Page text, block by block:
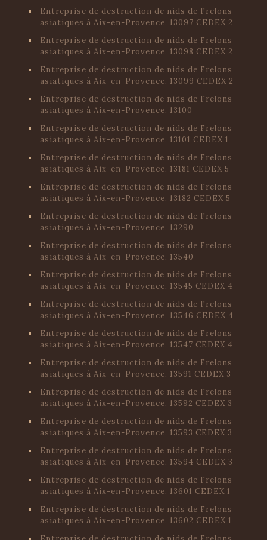
Entreprise de destruction de nids de Frelons
asiatiques à Aix-en-Provence, 13097 CEDEX 2
Entreprise de destruction de nids de Frelons
asiatiques à Aix-en-Provence, 13098 CEDEX 2
Entreprise de destruction de nids de Frelons
asiatiques à Aix-en-Provence, 13099 CEDEX 2
Entreprise de destruction de nids de Frelons
asiatiques à Aix-en-Provence, 13100
Entreprise de destruction de nids de Frelons
asiatiques à Aix-en-Provence, 13101 CEDEX 1
Entreprise de destruction de nids de Frelons
asiatiques à Aix-en-Provence, 13181 CEDEX 5
Entreprise de destruction de nids de Frelons
asiatiques à Aix-en-Provence, 13182 CEDEX 5
Entreprise de destruction de nids de Frelons
asiatiques à Aix-en-Provence, 13290
Entreprise de destruction de nids de Frelons
asiatiques à Aix-en-Provence, 13540
Entreprise de destruction de nids de Frelons
asiatiques à Aix-en-Provence, 13545 CEDEX 4
Entreprise de destruction de nids de Frelons
asiatiques à Aix-en-Provence, 13546 CEDEX 4
Entreprise de destruction de nids de Frelons
asiatiques à Aix-en-Provence, 13547 CEDEX 4
Entreprise de destruction de nids de Frelons
asiatiques à Aix-en-Provence, 13591 CEDEX 3
Entreprise de destruction de nids de Frelons
asiatiques à Aix-en-Provence, 13592 CEDEX 3
Entreprise de destruction de nids de Frelons
asiatiques à Aix-en-Provence, 13593 CEDEX 3
Entreprise de destruction de nids de Frelons
asiatiques à Aix-en-Provence, 13594 CEDEX 3
Entreprise de destruction de nids de Frelons
asiatiques à Aix-en-Provence, 13601 CEDEX 1
Entreprise de destruction de nids de Frelons
asiatiques à Aix-en-Provence, 13602 CEDEX 1